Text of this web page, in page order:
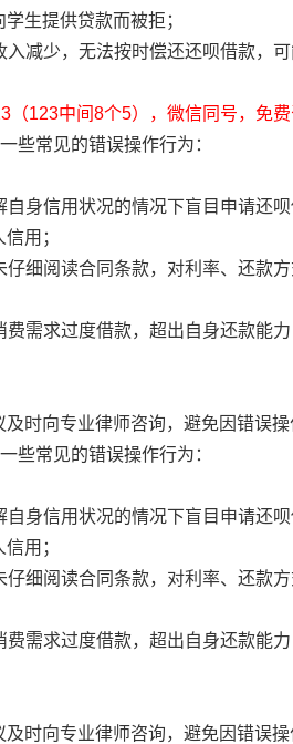
生提供贷款而被拒；
减少，无法按时偿还还呗借款，
123中间8个5），微信同号，
些常见的错误操作行为：
身信用状况的情况下盲目申请还
用；
细阅读合同条款，对利率、还款
需求过度借款，超出自身还款能
时向专业律师咨询，避免因错误操
些常见的错误操作行为：
身信用状况的情况下盲目申请还
用；
细阅读合同条款，对利率、还款
需求过度借款，超出自身还款能
时向专业律师咨询，避免因错误操